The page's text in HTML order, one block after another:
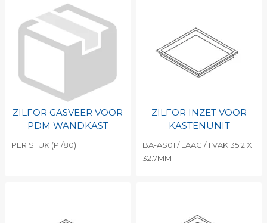
ZILFOR GASVEER VOOR
PDM WANDKAST
PER STUK (PI/80)
ZILFOR INZET VOOR
KASTENUNIT
BA-AS01 / LAAG / 1 VAK 35.2 X
32.7MM